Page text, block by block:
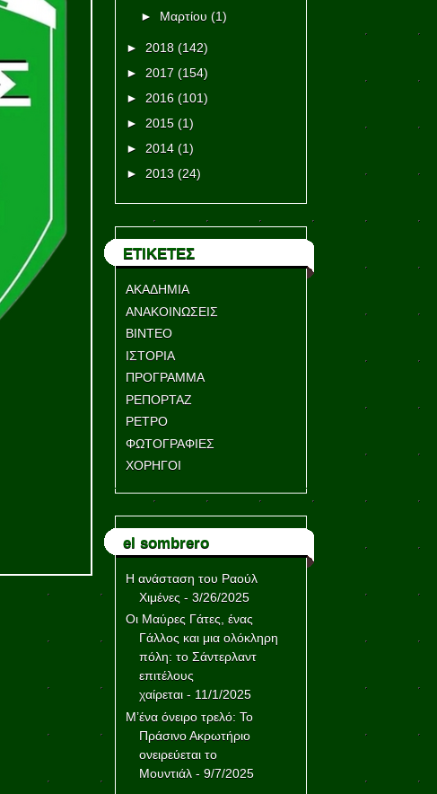
► Μαρτίου (1)
► 2018 (142)
► 2017 (154)
► 2016 (101)
► 2015 (1)
► 2014 (1)
► 2013 (24)
ΕΤΙΚΕΤΕΣ
ΑΚΑΔΗΜΙΑ
ΑΝΑΚΟΙΝΩΣΕΙΣ
ΒΙΝΤΕΟ
ΙΣΤΟΡΙΑ
ΠΡΟΓΡΑΜΜΑ
ΡΕΠΟΡΤΑΖ
ΡΕΤΡΟ
ΦΩΤΟΓΡΑΦΙΕΣ
ΧΟΡΗΓΟΙ
el sombrero
Η ανάσταση του Ραούλ
Χιμένες - 3/26/2025
Οι Μαύρες Γάτες, ένας
Γάλλος και μια ολόκληρη
πόλη: το Σάντερλαντ
επιτέλους
χαίρεται- 11/1/2025
Μ’ένα όνειρο τρελό: Το
Πράσινο Ακρωτήριο
ονειρεύεται το
Μουντιάλ- 9/7/2025